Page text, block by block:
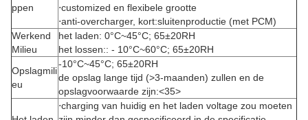
ppen
⋅customized en flexibele grootte
⋅anti-overcharger, kort:sluitenproductie (met PCM)
Werkend
Milieu
het laden: 0°C~45°C; 65±20RH
het lossen:: - 10°C~60°C; 65±20RH
Opslagmili
eu
-10°C~45°C; 65±20RH
de opslag lange tijd (>3-maanden) zullen en de
opslagvoorwaarde zijn:<35>
⋅charging van huidig en het laden voltage zou moeten